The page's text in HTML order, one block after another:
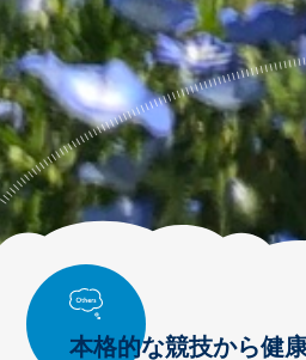
本格的な競技から健